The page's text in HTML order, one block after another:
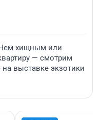
хищным или
— смотрим
выставке экзотики